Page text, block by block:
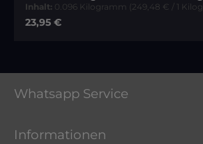
Inhalt: 0.096 Kilogramm (249,48 € / 1
Regulärer Preis:
23,95 €
Whatsapp Service
Informationen